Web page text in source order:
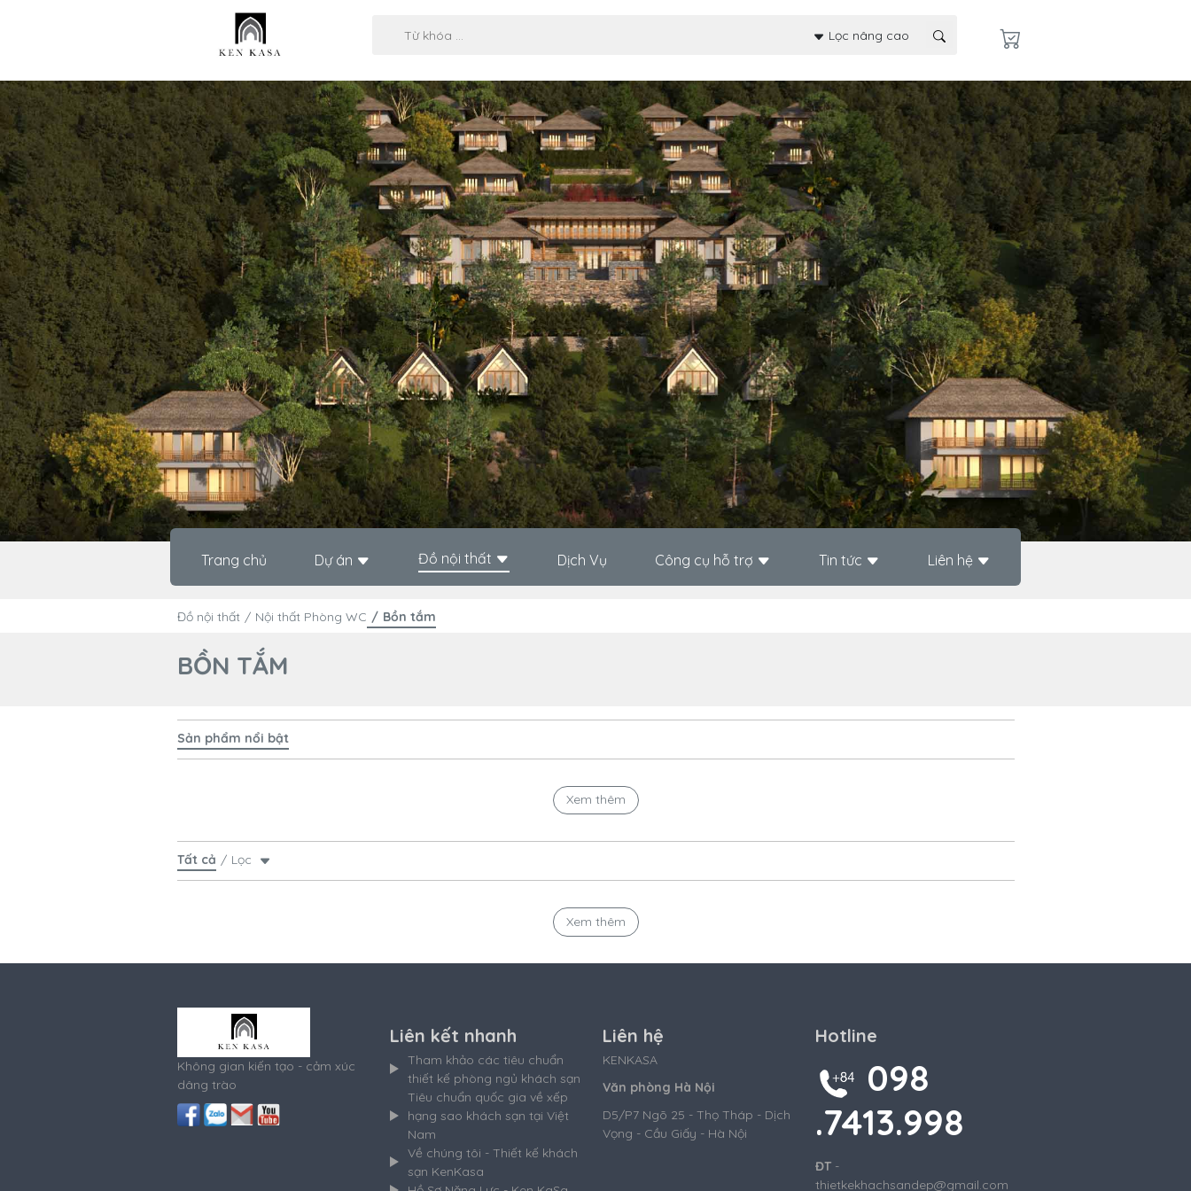
Lọc nâng cao
Trang chủ Dự án Đồ nội thất Dịch Vụ Công cụ hỗ trợ Tin tức Liên hệ
Đồ nội thất Nội thất Phòng WC Bồn tắm
BỒN TẮM
Sản phẩm nổi bật
Xem thêm
Tất cả Lọc
Xem thêm
Không gian kiến tạo - cảm xúc
dâng trào
Liên kết nhanh
Tham khảo các tiêu chuẩn
thiết kế phòng ngủ khách sạn
Tiêu chuẩn quốc gia về xếp
hạng sao khách sạn tại Việt
Nam
Về chúng tôi - Thiết kế khách
sạn KenKasa
Liên hệ
KENKASA
Văn phòng Hà Nội
D5/P7 Ngõ 25 - Thọ Tháp - Dịch
Vọng - Cầu Giấy - Hà Nội
Hotline
098
.7413.998
ĐT-
thietkekhachsandep@gmail.com